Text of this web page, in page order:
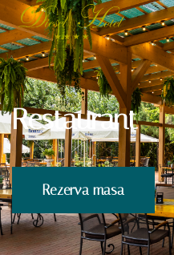
Restaurant
Rezerva masa